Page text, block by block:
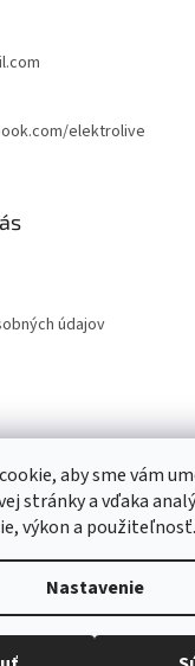
aby sme vám
stránky a vďaka
výkon a použiteľnosť.
Nastavenie
elektrolive
údajov
Prešov -